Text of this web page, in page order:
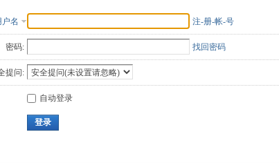
户名 注-册-帐-号
密码: 找回密码
提问:
自动登录
登录